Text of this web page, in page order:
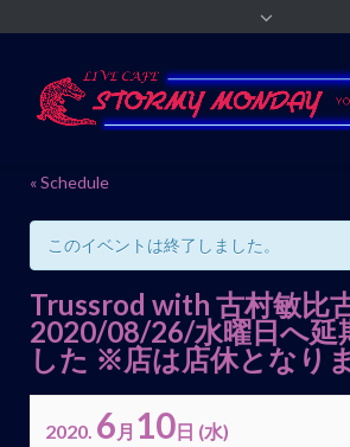
« Schedule
このイベントは終了しました。
Trussrod with 古村敏比
2020/08/26/水曜日へ延
した ※店は店休となり
2020. 6 月 10日 (水)